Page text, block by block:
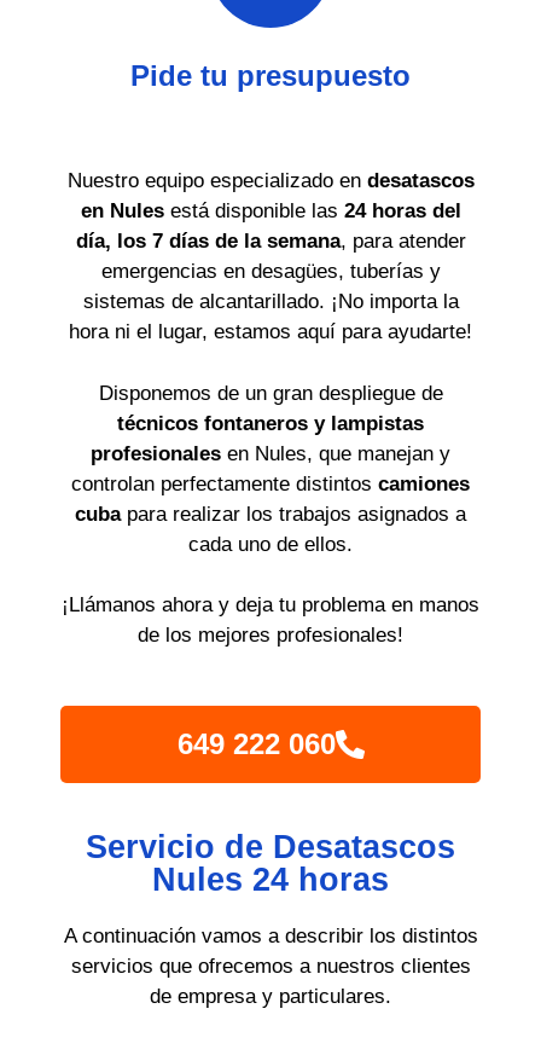
Pide tu presupuesto
Nuestro equipo especializado en desatascos
en Nules está disponible las 24 horas del
día, los 7 días de la semana, para atender
emergencias en desagües, tuberías y
sistemas de alcantarillado. ¡No importa la
hora ni el lugar, estamos aquí para ayudarte!
Disponemos de un gran despliegue de
técnicos fontaneros y lampistas
profesionales en Nules, que manejan y
controlan perfectamente distintos camiones
cubapara realizar los trabajos asignados a
cada uno de ellos.
¡Llámanos ahora y deja tu problema en manos
de los mejores profesionales!
649 222 060
Servicio de Desatascos
Nules 24 horas
A continuación vamos a describir los distintos
servicios que ofrecemos a nuestros clientes
de empresa y particulares.